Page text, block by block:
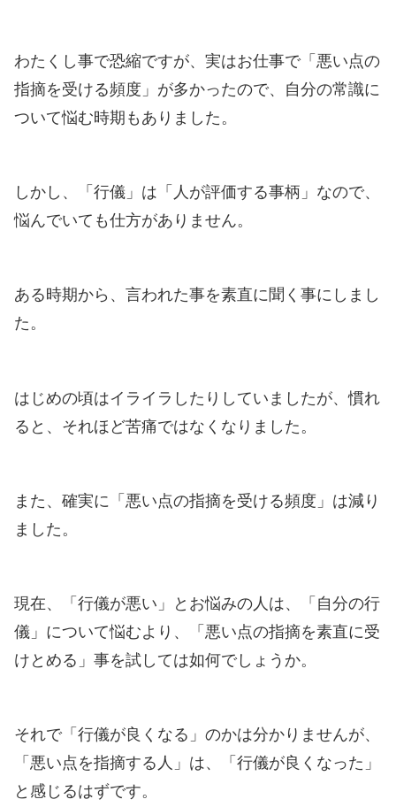
わたくし事で恐縮ですが、実はお仕事で「悪い点の
指摘を受ける頻度」が多かったので、自分の常識に
ついて悩む時期もありました。
しかし、「行儀」は「人が評価する事柄」なので、
悩んでいても仕方がありません。
ある時期から、言われた事を素直に聞く事にしまし
た。
はじめの頃はイライラしたりしていましたが、慣れ
ると、それほど苦痛ではなくなりました。
また、確実に「悪い点の指摘を受ける頻度」は減り
ました。
現在、「行儀が悪い」とお悩みの人は、「自分の行
儀」について悩むより、「悪い点の指摘を素直に受
けとめる」事を試しては如何でしょうか。
それで「行儀が良くなる」のかは分かりませんが、
「悪い点を指摘する人」は、「行儀が良くなった」
と感じるはずです。